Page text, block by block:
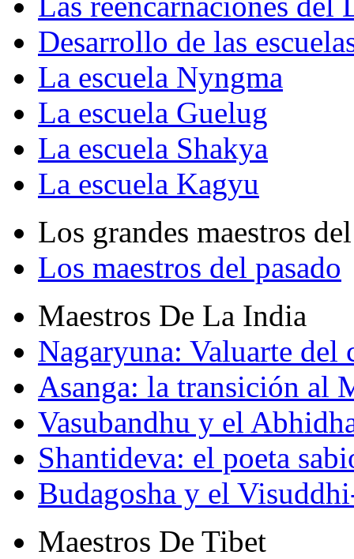
Desarrollo de las
La escuela Nyngma
La escuela Guelug
La escuela Shakya
La escuela Kagyu
Los grandes maestros
Los maestros del pasado
Maestros De La India
Nagaryuna: Valuarte del
Asanga: la transición al
Vasubandhu y el
Shantideva: el poeta
Budagosha y el
Maestros De Tibet